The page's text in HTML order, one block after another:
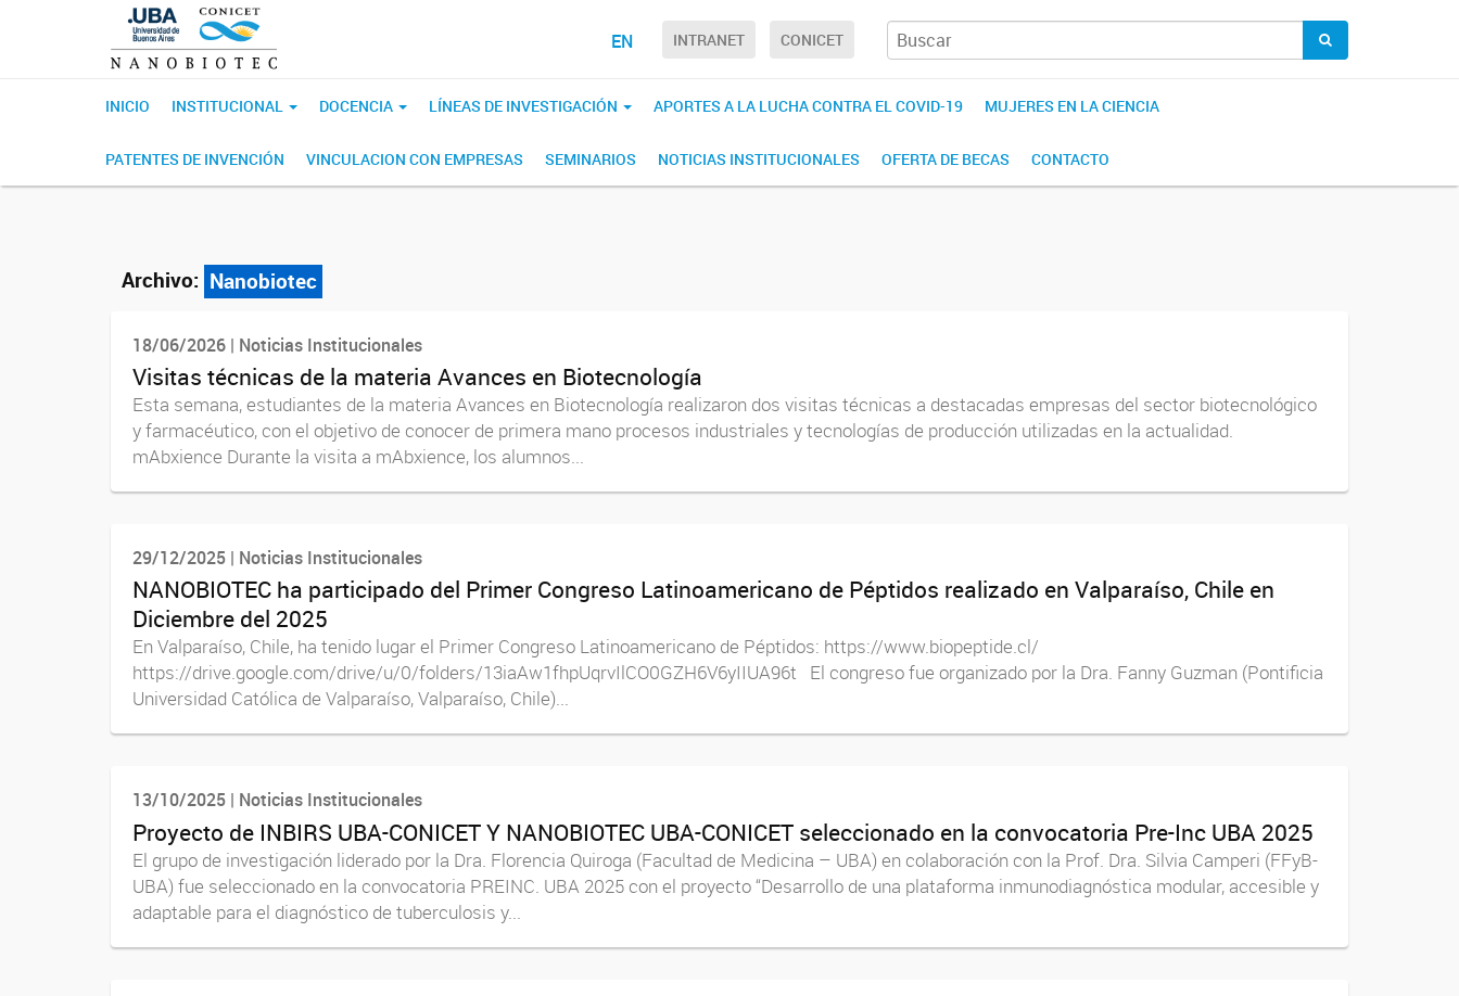
EN INTRANET CONICET
INICIO INSTITUCIONAL DOCENCIA LÍNEAS DE INVESTIGACIÓN APORTES A LA LUCHA CONTRA EL COVID-19 MUJERES EN LA CIENCIA
PATENTES DE INVENCIÓN VINCULACION CON EMPRESAS SEMINARIOS NOTICIAS INSTITUCIONALES OFERTA DE BECAS CONTACTO
Archivo: Nanobiotec
18/06/2026 | Noticias Institucionales
Visitas técnicas de la materia Avances en Biotecnología
Esta semana, estudiantes de la materia Avances en Biotecnología realizaron dos visitas técnicas a destacadas empresas del sector biotecnológico
y farmacéutico, con el objetivo de conocer de primera mano procesos industriales y tecnologías de producción utilizadas en la actualidad.
mAbxience Durante la visita a mAbxience, los alumnos...
29/12/2025 | Noticias Institucionales
NANOBIOTEC ha participado del Primer Congreso Latinoamericano de Péptidos realizado en Valparaíso, Chile en
Diciembre del 2025
En Valparaíso, Chile, ha tenido lugar el Primer Congreso Latinoamericano de Péptidos: https://www.biopeptide.cl/
https://drive.google.com/drive/u/0/folders/13iaAw1fhpUqrvIlCO0GZH6V6yIIUA96t El congreso fue organizado por la Dra. Fanny Guzman (Pontificia
Universidad Católica de Valparaíso, Valparaíso, Chile)...
13/10/2025 | Noticias Institucionales
Proyecto de INBIRS UBA-CONICET Y NANOBIOTEC UBA-CONICET seleccionado en la convocatoria Pre-Inc UBA 2025
El grupo de investigación liderado por la Dra. Florencia Quiroga (Facultad de Medicina – UBA) en colaboración con la Prof. Dra. Silvia Camperi (FFyB-
UBA) fue seleccionado en la convocatoria PREINC. UBA 2025 con el proyecto “Desarrollo de una plataforma inmunodiagnóstica modular, accesible y
adaptable para el diagnóstico de tuberculosis y...